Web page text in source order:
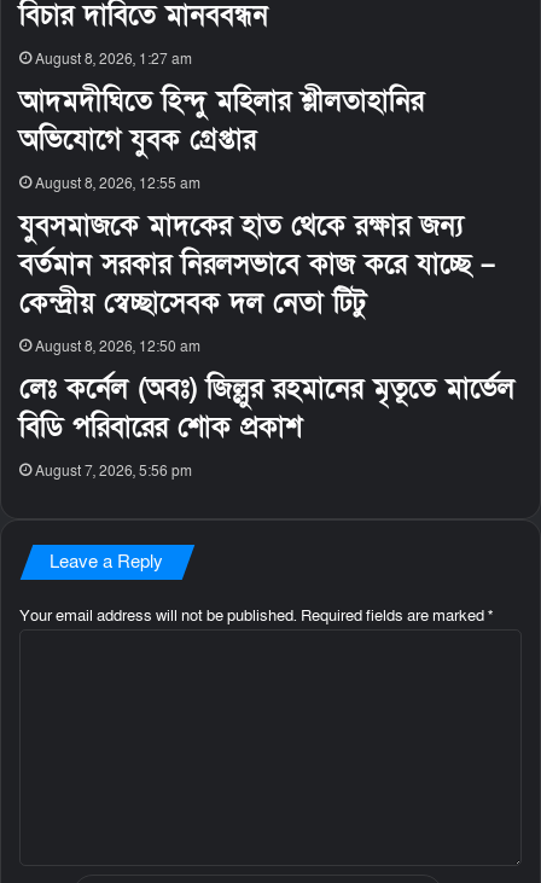
বিচার দাবিতে মানববন্ধন
August 8, 2026, 1:27 am
আদমদীঘিতে হিন্দু মহিলার শ্লীলতাহানির
অভিযোগে যুবক গ্রেপ্তার
August 8, 2026, 12:55 am
যুবসমাজকে মাদকের হাত থেকে রক্ষার জন্য
বর্তমান সরকার নিরলসভাবে কাজ করে যাচ্ছে –
কেন্দ্রীয় স্বেচ্ছাসেবক দল নেতা টিটু
August 8, 2026, 12:50 am
লেঃ কর্নেল (অবঃ) জিল্লুর রহমানের মৃতূতে মার্ভেল
বিডি পরিবারের শোক প্রকাশ
August 7, 2026, 5:56 pm
Leave a Reply
Your email address will not be published. Required fields are marked*